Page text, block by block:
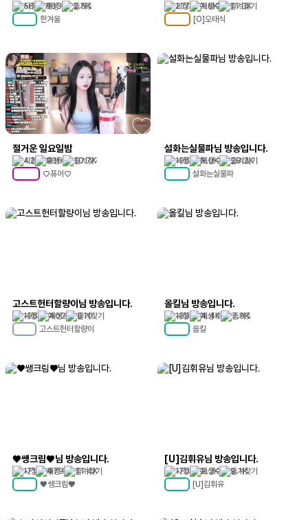
56 533 2.5K
한겨울
217 1.8K 11.3K
[O]오태식
절거운 일요일밤
42 236 10.7K
♡퓨어♡
설화는실물파님 방송입니다.
196 8.0K 28.2K
설화는실물파
고스트헌터할량이님 방송입니다.
196 402 810
고스트헌터할량이
올킬님 방송입니다.
189 4.4K 7.9K
올킬
♥쌩크림♥님 방송입니다.
171 479 11.4K
♥쌩크림♥
[U]김휘유님 방송입니다.
170 2.3K 9.1K
[U]김휘유